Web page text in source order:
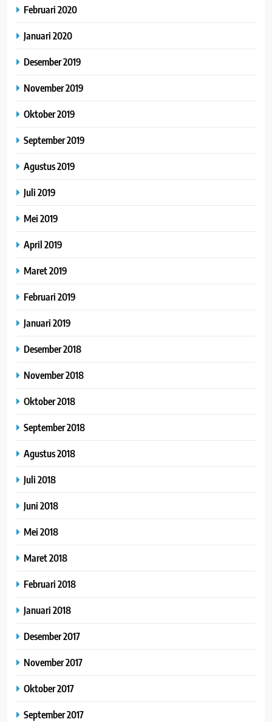
Februari 2020
Januari 2020
Desember 2019
November 2019
Oktober 2019
September 2019
Agustus 2019
Juli 2019
Mei 2019
April 2019
Maret 2019
Februari 2019
Januari 2019
Desember 2018
November 2018
Oktober 2018
September 2018
Agustus 2018
Juli 2018
Juni 2018
Mei 2018
Maret 2018
Februari 2018
Januari 2018
Desember 2017
November 2017
Oktober 2017
September 2017